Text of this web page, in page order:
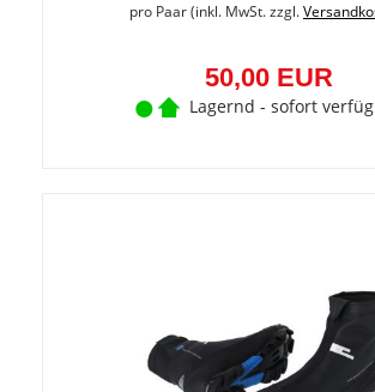
pro Paar (inkl. MwSt. zzgl.
50,00 EUR
Lagernd - sofort